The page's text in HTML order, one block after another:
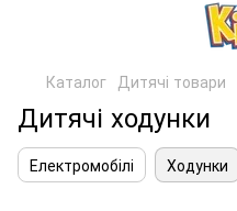
Каталог Дитячі товари
Дитячі ходунки
Електромобілі Ходунки